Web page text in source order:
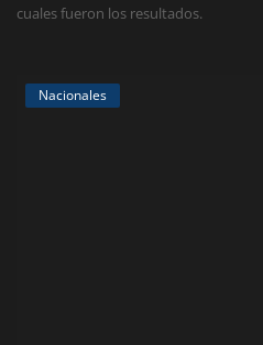
cuales fueron los resultados.
Nacionales